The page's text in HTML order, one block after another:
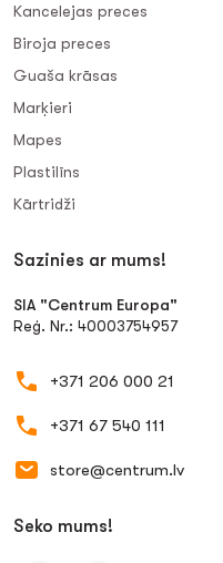
Kancelejas preces
Biroja preces
Guaša krāsas
Marķieri
Mapes
Plastilīns
Kārtridži
Sazinies ar mums!
SIA "Centrum Europa"
Reģ. Nr.: 40003754957
+371 206 000 21
+371 67 540 111
store@centrum.lv
Seko mums!